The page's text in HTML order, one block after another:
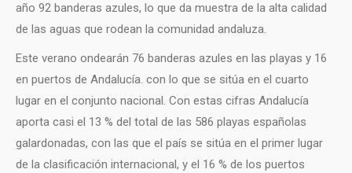
año 92 banderas azules, lo que da muestra de la alta calidad
de las aguas que rodean la comunidad andaluza.
Este verano ondearán 76 banderas azules en las playas y 16
en puertos de Andalucía. con lo que se sitúa en el cuarto
lugar en el conjunto nacional. Con estas cifras Andalucía
aporta casi el 13 % del total de las 586 playas españolas
galardonadas, con las que el país se sitúa en el primer lugar
de la clasificación internacional, y el 16 % de los puertos